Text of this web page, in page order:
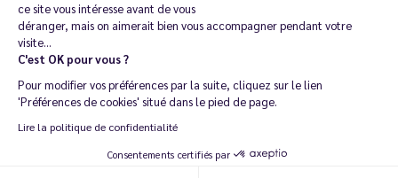
ce site vous intéresse avant de vous
déranger, mais on aimerait bien vous accompagner pendant votre
visite...
C'est OK pour vous ?
Pour modifier vos préférences par la suite, cliquez sur le lien
'Préférences de cookies' situé dans le pied de page.
Lire la politique de confidentialité
Consentements certifiés par
La vente de cigarette électronique est interdite chez les moins de
18 ans. 🔞
Copyright © 2014 - 2026 Le Vapoteur Discount - Tous droits